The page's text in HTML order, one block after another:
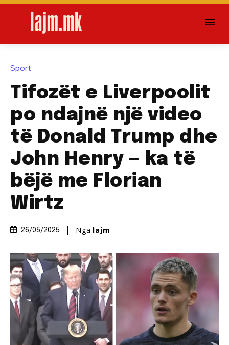
Sport
Tifozët e Liverpoolit
po ndajnë një video
të Donald Trump dhe
John Henry — ka të
bëjë me Florian
Wirtz
26/05/2025 Nga lajm